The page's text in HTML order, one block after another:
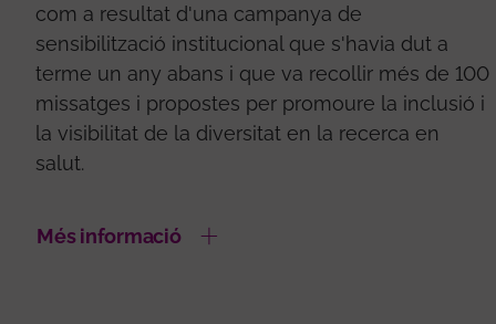
com a resultat d'una campanya de
sensibilització institucional que s'havia dut a
terme un any abans i que va recollir més de 100
missatges i propostes per promoure la inclusió i
la visibilitat de la diversitat en la recerca en
salut.
Més informació